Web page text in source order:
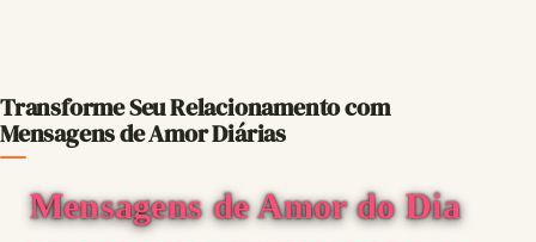
Transforme Seu Relacionamento com
Mensagens de Amor Diárias
Mensagens de Amor do Dia